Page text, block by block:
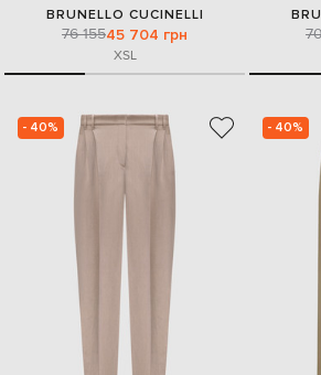
BRUNELLO CUCINELLI
76 15545 704 грн
XSL
- 40% - 40%